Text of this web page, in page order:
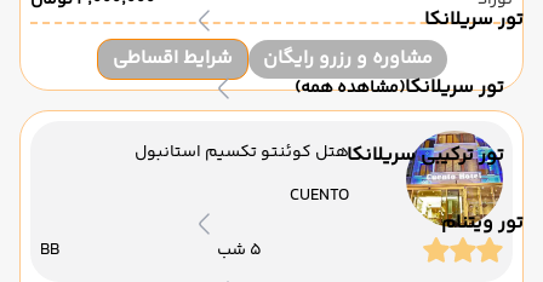
تور سریلانکا
تور سریلانکا(مشاهده همه)
تور ترکیبی سریلانکا
تور ویتنام
مشاوره و رزرو رایگان شرایط اقساطی
هتل کوئنتو تکسیم استانبول
CUENTO
5 شب BB